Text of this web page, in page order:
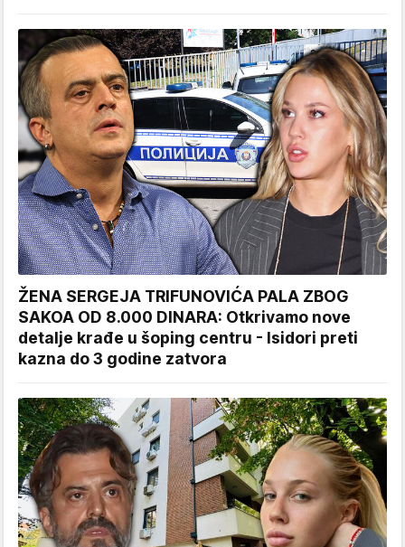
ŽENA SERGEJA TRIFUNOVIĆA PALA ZBOG
SAKOA OD 8.000 DINARA: Otkrivamo nove
detalje krađe u šoping centru - Isidori preti
kazna do 3 godine zatvora